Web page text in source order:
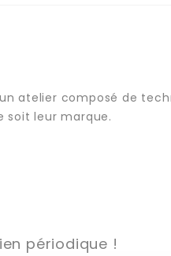
atelier composé de
soit leur marque.
périodique !